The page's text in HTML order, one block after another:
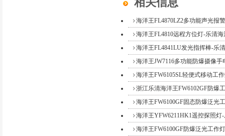
海洋王FL4870LZ2多功能声光报
海洋王FL4810远程方位灯-乐清
海洋王FL4841LU发光指挥棒-乐
海洋王JW7116多功能防爆摄像手
海洋王FW6105SL轻便式移动工
浙江乐清海洋王FW6102GF防爆
海洋王FW6100GF固态防爆泛光
海洋王YFW6211HK1遥控探照灯
海洋王FW6100GF防爆泛光工作